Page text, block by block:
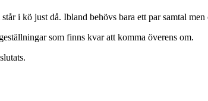
i kö just då. Ibland behövs bara ett par samtal
som finns kvar att komma överens om.